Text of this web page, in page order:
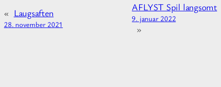
o
« Laugsaften
28. november 2021
AFLYST Spil langsomt
9. januar 2022
»